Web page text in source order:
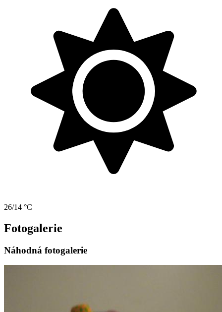
26/14 °C
Fotogalerie
Náhodná fotogalerie